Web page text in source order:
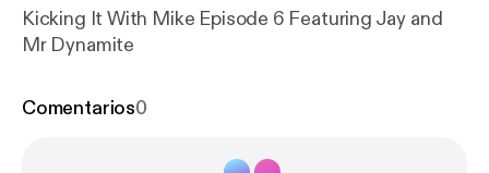
Kicking It With Mike Episode 6 Featuring Jay and
Mr Dynamite
Comentarios0